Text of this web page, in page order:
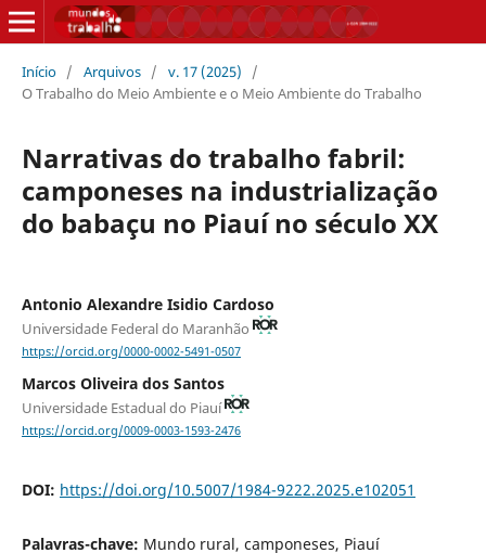
Início / Arquivos / v. 17 (2025)
/
O Trabalho do Meio Ambiente e o Meio Ambiente do Trabalho
Narrativas do trabalho fabril:
camponeses na industrialização
do babaçu no Piauí no século XX
Antonio Alexandre Isidio Cardoso
Universidade Federal do Maranhão
https://orcid.org/0000-0002-5491-0507
Marcos Oliveira dos Santos
Universidade Estadual do Piauí
https://orcid.org/0009-0003-1593-2476
DOI: https://doi.org/10.5007/1984-9222.2025.e102051
Palavras-chave: Mundo rural, camponeses, Piauí